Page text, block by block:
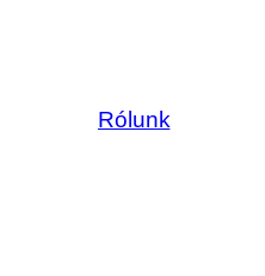
Rólunk